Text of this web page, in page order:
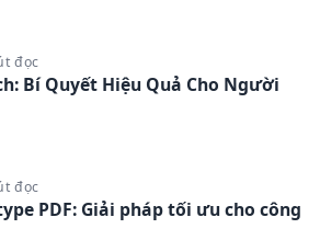
đọc
Bí Quyết Hiệu Quả Cho Người
đọc
PDF: Giải pháp tối ưu cho công